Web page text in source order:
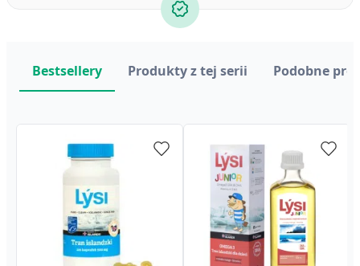
Bestsellery Produkty z tej serii Podobne